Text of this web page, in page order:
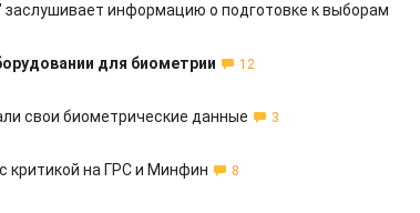
заслушивает информацию о подготовке к выборам
для биометрии 12
свои биометрические данные 3
критикой на ГРС и Минфин 8